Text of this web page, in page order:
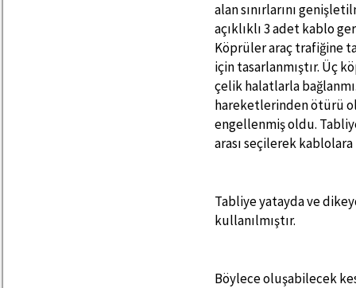
alan sınırlarını
açıklıklı 3 adet kablo
Köprüler araç trafiğine
için tasarlanmıştır. Üç
çelik halatlarla
hareketlerinden ötürü
engellenmiş oldu.
arası seçilerek
Tabliye yatayda ve
kullanılmıştır.
Böylece oluşabilecek